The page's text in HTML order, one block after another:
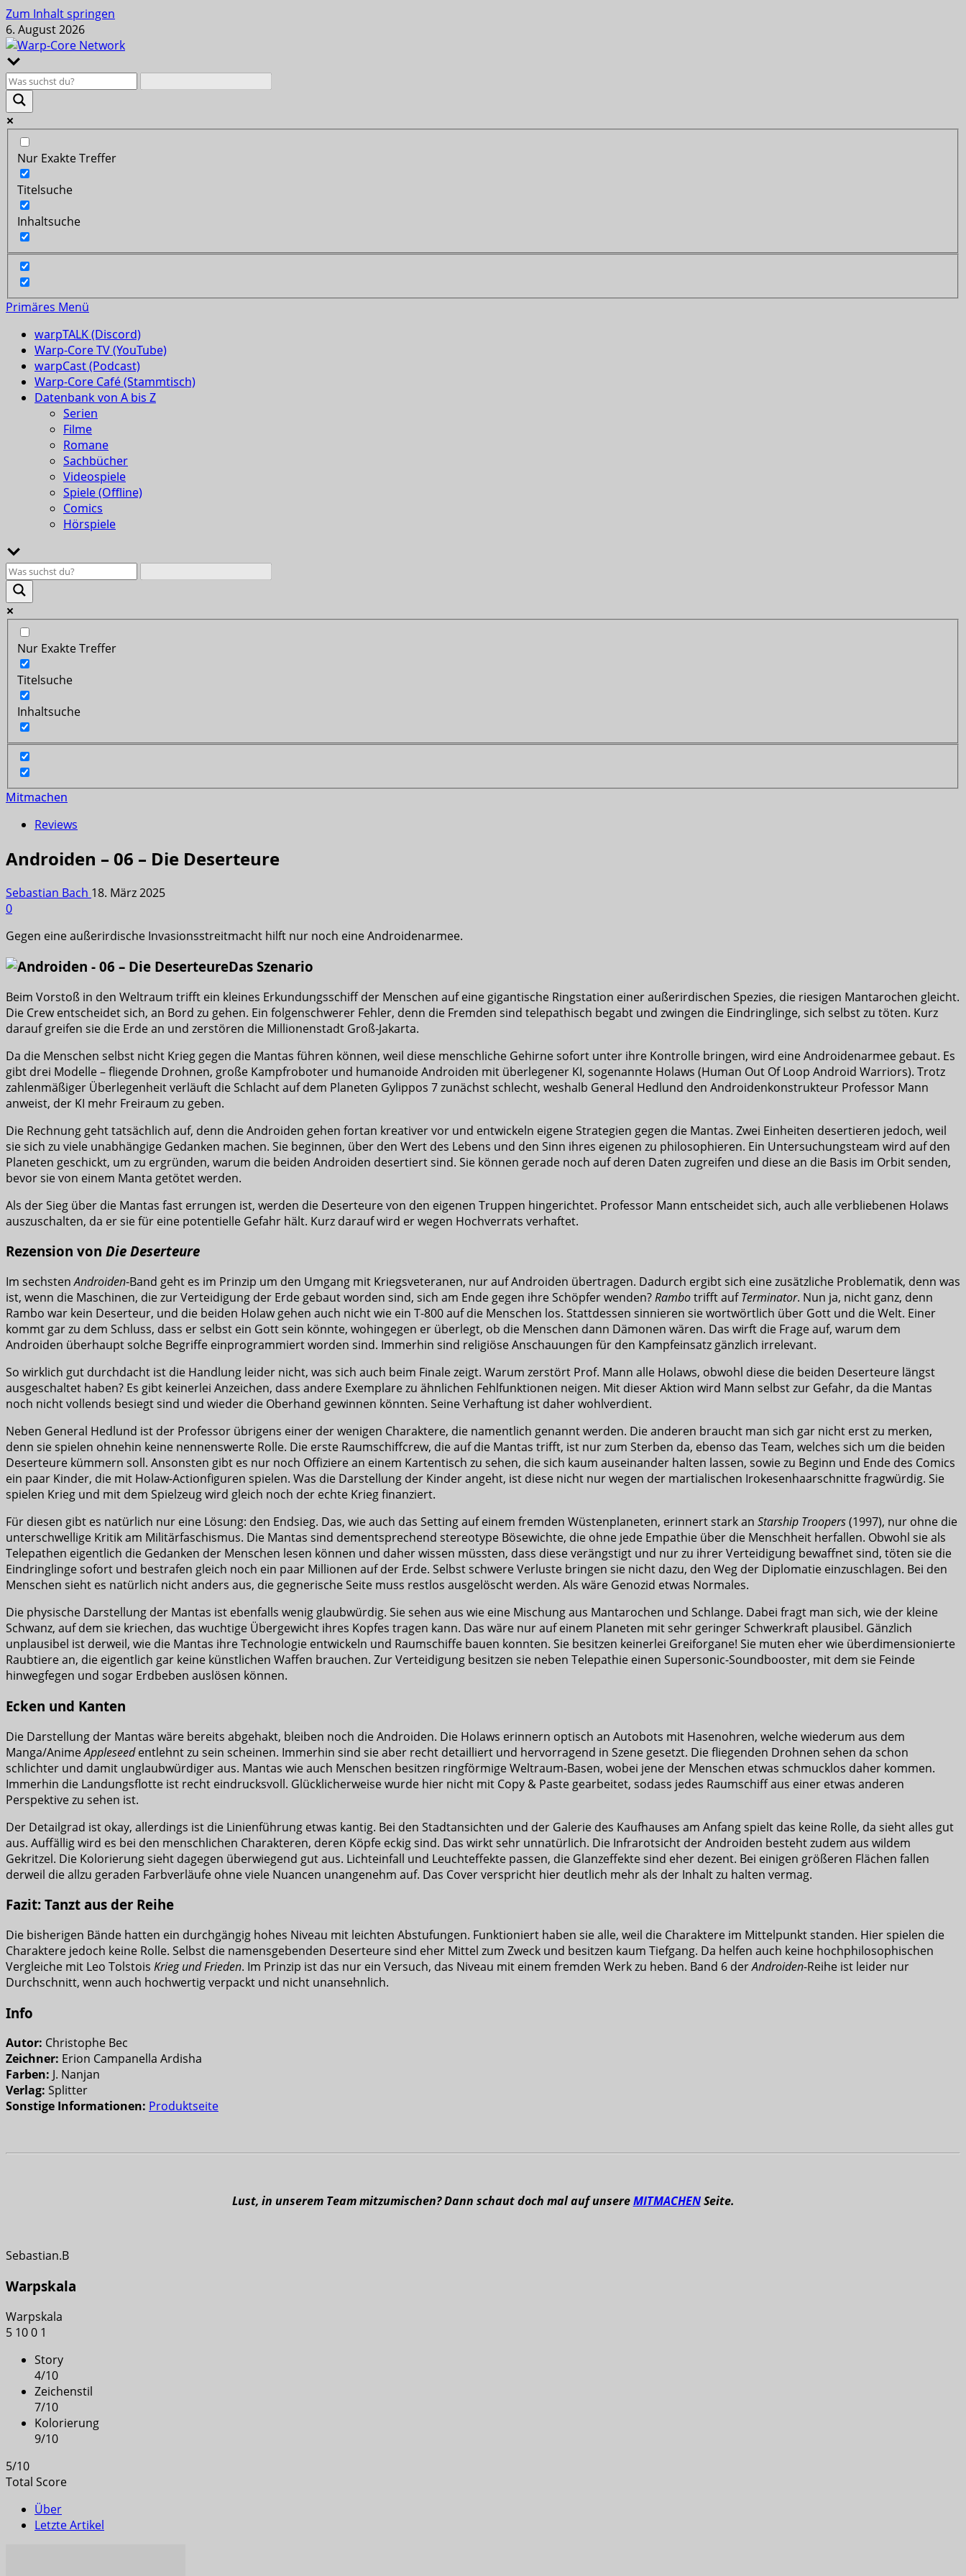
Zum Inhalt springen
6. August 2026
Nur Exakte Treffer
Titelsuche
Inhaltsuche
Primäres Menü
warpTALK (Discord)
Warp-Core TV (YouTube)
warpCast (Podcast)
Warp-Core Café (Stammtisch)
Datenbank von A bis Z
Serien
Filme
Romane
Sachbücher
Videospiele
Spiele (Offline)
Comics
Hörspiele
Nur Exakte Treffer
Titelsuche
Inhaltsuche
Mitmachen
Reviews
Androiden – 06 – Die Deserteure
Sebastian Bach 18. März 2025
0
Gegen eine außerirdische Invasionsstreitmacht hilft nur noch eine Androidenarmee.
Das Szenario
Beim Vorstoß in den Weltraum trifft ein kleines Erkundungsschiff der Menschen auf eine gigantische Ringstation einer außerirdischen Spezies, die riesigen Mantarochen gleicht.
Die Crew entscheidet sich, an Bord zu gehen. Ein folgenschwerer Fehler, denn die Fremden sind telepathisch begabt und zwingen die Eindringlinge, sich selbst zu töten. Kurz
darauf greifen sie die Erde an und zerstören die Millionenstadt Groß-Jakarta.
Da die Menschen selbst nicht Krieg gegen die Mantas führen können, weil diese menschliche Gehirne sofort unter ihre Kontrolle bringen, wird eine Androidenarmee gebaut. Es
gibt drei Modelle – fliegende Drohnen, große Kampfroboter und humanoide Androiden mit überlegener KI, sogenannte Holaws (Human Out Of Loop Android Warriors). Trotz
zahlenmäßiger Überlegenheit verläuft die Schlacht auf dem Planeten Gylippos 7 zunächst schlecht, weshalb General Hedlund den Androidenkonstrukteur Professor Mann
anweist, der KI mehr Freiraum zu geben.
Die Rechnung geht tatsächlich auf, denn die Androiden gehen fortan kreativer vor und entwickeln eigene Strategien gegen die Mantas. Zwei Einheiten desertieren jedoch, weil
sie sich zu viele unabhängige Gedanken machen. Sie beginnen, über den Wert des Lebens und den Sinn ihres eigenen zu philosophieren. Ein Untersuchungsteam wird auf den
Planeten geschickt, um zu ergründen, warum die beiden Androiden desertiert sind. Sie können gerade noch auf deren Daten zugreifen und diese an die Basis im Orbit senden,
bevor sie von einem Manta getötet werden.
Als der Sieg über die Mantas fast errungen ist, werden die Deserteure von den eigenen Truppen hingerichtet. Professor Mann entscheidet sich, auch alle verbliebenen Holaws
auszuschalten, da er sie für eine potentielle Gefahr hält. Kurz darauf wird er wegen Hochverrats verhaftet.
Rezension von Die Deserteure
Im sechstenAndroiden-Band geht es im Prinzip um den Umgang mit Kriegsveteranen, nur auf Androiden übertragen. Dadurch ergibt sich eine zusätzliche Problematik, denn was
ist, wenn die Maschinen, die zur Verteidigung der Erde gebaut worden sind, sich am Ende gegen ihre Schöpfer wenden?Rambotrifft aufTerminator. Nun ja, nicht ganz, denn
Rambo war kein Deserteur, und die beiden Holaw gehen auch nicht wie ein T-800 auf die Menschen los. Stattdessen sinnieren sie wortwörtlich über Gott und die Welt. Einer
kommt gar zu dem Schluss, dass er selbst ein Gott sein könnte, wohingegen er überlegt, ob die Menschen dann Dämonen wären. Das wirft die Frage auf, warum dem
Androiden überhaupt solche Begriffe einprogrammiert worden sind. Immerhin sind religiöse Anschauungen für den Kampfeinsatz gänzlich irrelevant.
So wirklich gut durchdacht ist die Handlung leider nicht, was sich auch beim Finale zeigt. Warum zerstört Prof. Mann alle Holaws, obwohl diese die beiden Deserteure längst
ausgeschaltet haben? Es gibt keinerlei Anzeichen, dass andere Exemplare zu ähnlichen Fehlfunktionen neigen. Mit dieser Aktion wird Mann selbst zur Gefahr, da die Mantas
noch nicht vollends besiegt sind und wieder die Oberhand gewinnen könnten. Seine Verhaftung ist daher wohlverdient.
Neben General Hedlund ist der Professor übrigens einer der wenigen Charaktere, die namentlich genannt werden. Die anderen braucht man sich gar nicht erst zu merken,
denn sie spielen ohnehin keine nennenswerte Rolle. Die erste Raumschiffcrew, die auf die Mantas trifft, ist nur zum Sterben da, ebenso das Team, welches sich um die beiden
Deserteure kümmern soll. Ansonsten gibt es nur noch Offiziere an einem Kartentisch zu sehen, die sich kaum auseinander halten lassen, sowie zu Beginn und Ende des Comics
ein paar Kinder, die mit Holaw-Actionfiguren spielen. Was die Darstellung der Kinder angeht, ist diese nicht nur wegen der martialischen Irokesenhaarschnitte fragwürdig. Sie
spielen Krieg und mit dem Spielzeug wird gleich noch der echte Krieg finanziert.
Für diesen gibt es natürlich nur eine Lösung: den Endsieg. Das, wie auch das Setting auf einem fremden Wüstenplaneten, erinnert stark an Starship Troopers(1997), nur ohne die
unterschwellige Kritik am Militärfaschismus. Die Mantas sind dementsprechend stereotype Bösewichte, die ohne jede Empathie über die Menschheit herfallen. Obwohl sie als
Telepathen eigentlich die Gedanken der Menschen lesen können und daher wissen müssten, dass diese verängstigt und nur zu ihrer Verteidigung bewaffnet sind, töten sie die
Eindringlinge sofort und bestrafen gleich noch ein paar Millionen auf der Erde. Selbst schwere Verluste bringen sie nicht dazu, den Weg der Diplomatie einzuschlagen. Bei den
Menschen sieht es natürlich nicht anders aus, die gegnerische Seite muss restlos ausgelöscht werden. Als wäre Genozid etwas Normales.
Die physische Darstellung der Mantas ist ebenfalls wenig glaubwürdig. Sie sehen aus wie eine Mischung aus Mantarochen und Schlange. Dabei fragt man sich, wie der kleine
Schwanz, auf dem sie kriechen, das wuchtige Übergewicht ihres Kopfes tragen kann. Das wäre nur auf einem Planeten mit sehr geringer Schwerkraft plausibel. Gänzlich
unplausibel ist derweil, wie die Mantas ihre Technologie entwickeln und Raumschiffe bauen konnten. Sie besitzen keinerlei Greiforgane! Sie muten eher wie überdimensionierte
Raubtiere an, die eigentlich gar keine künstlichen Waffen brauchen. Zur Verteidigung besitzen sie neben Telepathie einen Supersonic-Soundbooster, mit dem sie Feinde
hinwegfegen und sogar Erdbeben auslösen können.
Ecken und Kanten
Die Darstellung der Mantas wäre bereits abgehakt, bleiben noch die Androiden. Die Holaws erinnern optisch an Autobots mit Hasenohren, welche wiederum aus dem
Manga/AnimeAppleseedentlehnt zu sein scheinen. Immerhin sind sie aber recht detailliert und hervorragend in Szene gesetzt. Die fliegenden Drohnen sehen da schon
schlichter und damit unglaubwürdiger aus. Mantas wie auch Menschen besitzen ringförmige Weltraum-Basen, wobei jene der Menschen etwas schmucklos daher kommen.
Immerhin die Landungsflotte ist recht eindrucksvoll. Glücklicherweise wurde hier nicht mit Copy & Paste gearbeitet, sodass jedes Raumschiff aus einer etwas anderen
Perspektive zu sehen ist.
Der Detailgrad ist okay, allerdings ist die Linienführung etwas kantig. Bei den Stadtansichten und der Galerie des Kaufhauses am Anfang spielt das keine Rolle, da sieht alles gut
aus. Auffällig wird es bei den menschlichen Charakteren, deren Köpfe eckig sind. Das wirkt sehr unnatürlich. Die Infrarotsicht der Androiden besteht zudem aus wildem
Gekritzel. Die Kolorierung sieht dagegen überwiegend gut aus. Lichteinfall und Leuchteffekte passen, die Glanzeffekte sind eher dezent. Bei einigen größeren Flächen fallen
derweil die allzu geraden Farbverläufe ohne viele Nuancen unangenehm auf. Das Cover verspricht hier deutlich mehr als der Inhalt zu halten vermag.
Fazit: Tanzt aus der Reihe
Die bisherigen Bände hatten ein durchgängig hohes Niveau mit leichten Abstufungen. Funktioniert haben sie alle, weil die Charaktere im Mittelpunkt standen. Hier spielen die
Charaktere jedoch keine Rolle. Selbst die namensgebenden Deserteure sind eher Mittel zum Zweck und besitzen kaum Tiefgang. Da helfen auch keine hochphilosophischen
Vergleiche mit Leo Tolstois Krieg und Frieden. Im Prinzip ist das nur ein Versuch, das Niveau mit einem fremden Werk zu heben. Band 6 derAndroiden-Reihe ist leider nur
Durchschnitt, wenn auch hochwertig verpackt und nicht unansehnlich.
Info
Autor: Christophe Bec
Zeichner: Erion Campanella Ardisha
Farben: J. Nanjan
Verlag: Splitter
Sonstige Informationen: Produktseite
Lust, in unserem Team mitzumischen? Dann schaut doch mal auf unsereMITMACHENSeite.
Sebastian.B
Warpskala
Warpskala
5 100 1
Story
4/10
Zeichenstil
7/10
Kolorierung
9/10
5/10
Total Score
Über
Letzte Artikel